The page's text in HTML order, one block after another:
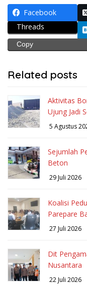
Facebook
Threads
Copy
Related posts
Aktivitas
Ujung Jadi
5 Agustus
Sejumlah
Beton
29 Juli 2026
Koalisi
Parepare
27 Juli 2026
Dit
Nusantara
22 Juli 2026